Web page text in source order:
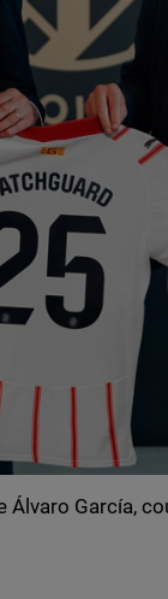
Álvaro García,